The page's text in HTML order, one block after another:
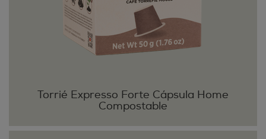
Torrié Expresso Forte Cápsula Home
Compostable